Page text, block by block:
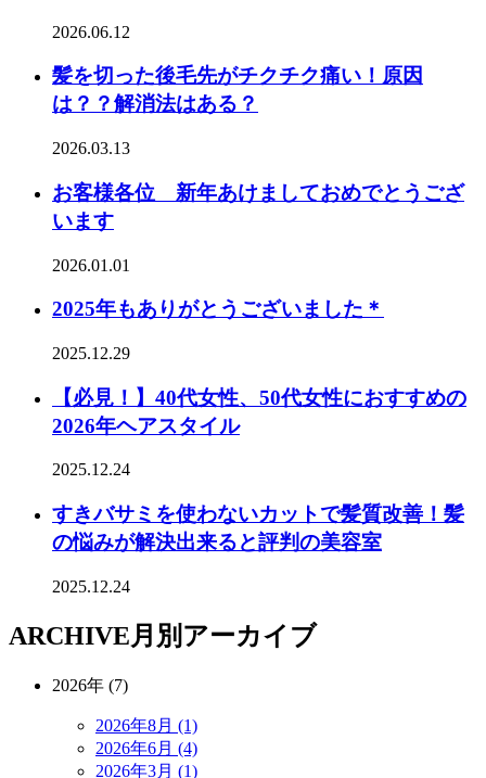
2026.06.12
髪を切った後毛先がチクチク痛い！原因
は？？解消法はある？
2026.03.13
お客様各位 新年あけましておめでとうござ
います
2026.01.01
2025年もありがとうございました＊
2025.12.29
【必見！】40代女性、50代女性におすすめの
2026年ヘアスタイル
2025.12.24
すきバサミを使わないカットで髪質改善！髪
の悩みが解決出来ると評判の美容室
2025.12.24
ARCHIVE月別アーカイブ
2026年 (7)
2026年8月 (1)
2026年6月 (4)
2026年3月 (1)